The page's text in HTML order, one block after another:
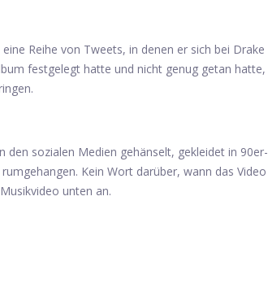
Reihe von Tweets, in denen er sich bei Drake
festgelegt hatte und nicht genug getan hatte,
den sozialen Medien gehänselt, gekleidet in 90er-
Kein Wort darüber, wann das Video
unten an.